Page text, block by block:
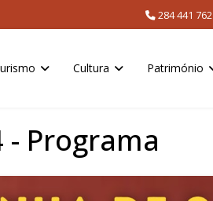
284 441 762
Cultura Património
Programa